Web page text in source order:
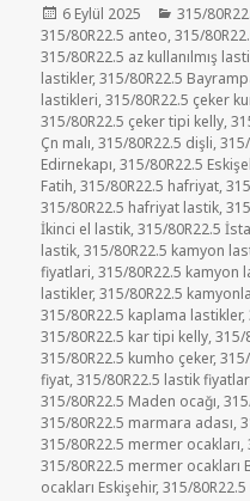
Yayın
tarihi
6 Eylül 2025 315/
315/80R22.5 anteo,315/
315/80R22.5 az kullanılmış
lastikler,315/80R22.5
lastikleri,315/80R22.5 çeker
315/80R22.5 çeker tipi kelly,
Çn malı,315/80R22.5 dişli,
Edirnekapı,315/80R22.5
Fatih,315/80R22.5 hafriyat,
315/80R22.5 hafriyat lastik,
İkinci el lastik,315/80R22.5
lastik,315/80R22.5 kamyon
fiyatlari,315/80R22.5 kamyon
lastikler,315/80R22.5
315/80R22.5 kaplama lastikler,
315/80R22.5 kar tipi kelly,315/
315/80R22.5 kumho çeker,
fiyat,315/80R22.5 lastik
315/80R22.5 Maden ocağı,
315/80R22.5 marmara adası,
315/80R22.5 mermer ocakları,
315/80R22.5 mermer ocakları
ocakları Eskişehir,315/